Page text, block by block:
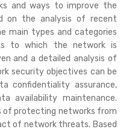
and ways to improve the
on the analysis of recent
main types and categories
to which the network is
and a detailed analysis of
security objectives can be
confidentiality assurance,
availability maintenance.
of protecting networks from
of network threats. Based